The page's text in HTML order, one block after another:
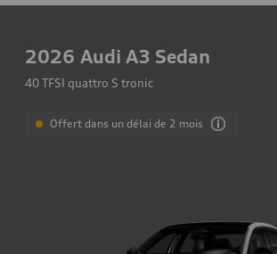
2026 Audi A3 Sedan
40 TFSI quattro S tronic
Offert dans un délai de 2 mois